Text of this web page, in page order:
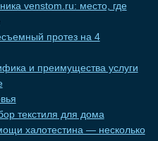
venstom.ru: место, где
протез на 4
и преимущества услуги
текстиля для дома
халотестина — несколько